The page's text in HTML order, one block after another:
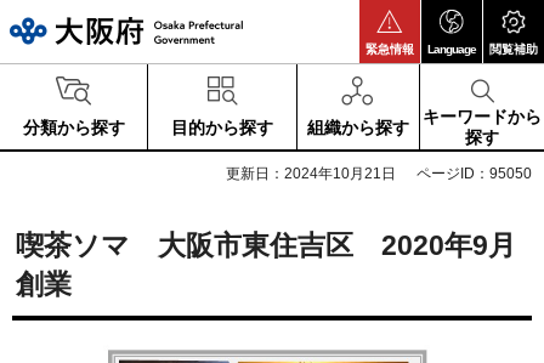
緊急情報 Language 閲覧補助
分類から探す 目的から探す 組織から探す
キーワードから
探す
更新日：2024年10月21日 ページID：95050
喫茶ソマ 大阪市東住吉区 2020年9月
創業